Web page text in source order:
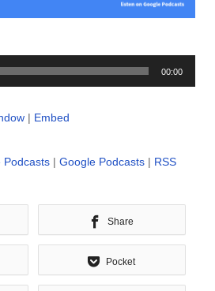
00:00
| Embed
Podcasts| Google Podcasts| RSS
Share
Pocket